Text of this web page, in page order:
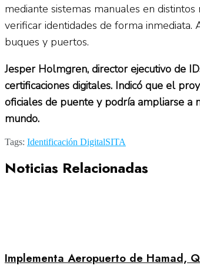
mediante sistemas manuales en
verificar identidades de forma
buques y puertos.
Jesper Holmgren, director ejecutivo de
certificaciones digitales. Indicó que el
oficiales de puente y podría ampliarse a
mundo.
Tags: Identificación DigitalSITA
Noticias Relacionadas
Implementa Aeropuerto de Hamad,